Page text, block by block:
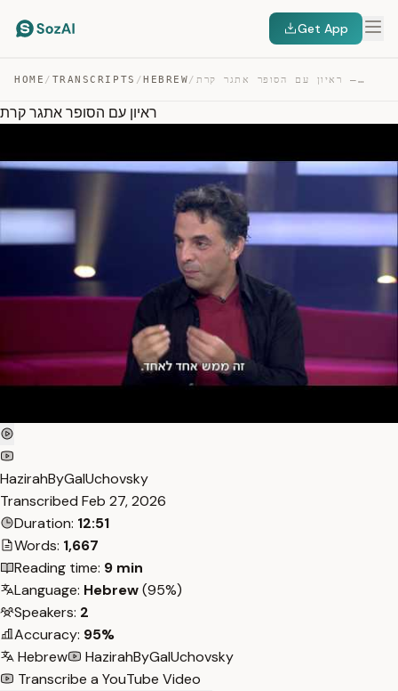
Get App
HOME / TRANSCRIPTS /HEBREW / ראיון עם הסופר אתגר קרת — TRANSCRIPT
ראיון עם הסופר אתגר קרת
HazirahByGalUchovsky
Transcribed Feb 27, 2026
Duration: 12:51
Words: 1,667
Reading time: 9 min
Language: Hebrew(95%)
Speakers: 2
Accuracy: 95%
Hebrew
HazirahByGalUchovsky
Transcribe a YouTube Video